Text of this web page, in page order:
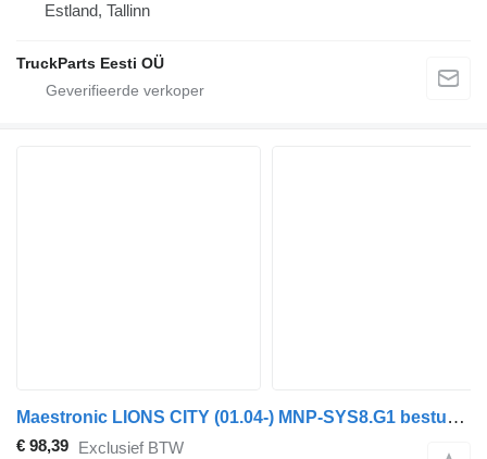
Estland, Tallinn
TruckParts Eesti OÜ
Maestronic LIONS CITY (01.04-) MNP-SYS8.G1 besturingseenheid voor MAN bus
€ 98,39 Exclusief BTW